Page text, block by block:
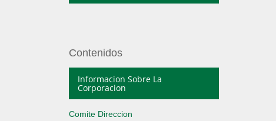
Contenidos
Informacion Sobre La
Corporacion
Comite Direccion